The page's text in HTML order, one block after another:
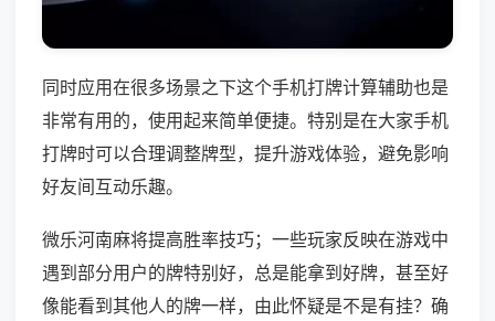
同时应用在很多场景之下这个手机打牌计算辅助也是
非常有用的，使用起来简单便捷。特别是在大家手机
打牌时可以合理调整牌型，提升游戏体验，避免影响
好友间互动乐趣。
微乐河南麻将提高胜率技巧；一些玩家反映在游戏中
遇到部分用户的牌特别好，总是能拿到好牌，甚至好
像能看到其他人的牌一样，由此怀疑是不是有挂？确